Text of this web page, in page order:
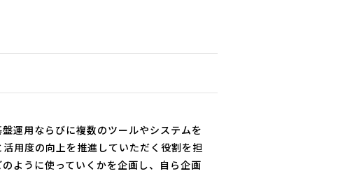
用ならびに複数のツールやシステムを
用度の向上を推進していただく役割を担
ように使っていくかを企画し、自ら企画